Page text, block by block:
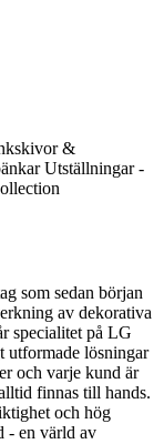
som sedan början
av dekorativa
specialitet på LG
utformade lösningar
och varje kund är
finnas till hands.
och hög
- en värld av